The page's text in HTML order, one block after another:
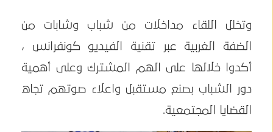
وتخلل اللقاء مداخلات من شباب وشابات من
الضفة الغربية عبر تقنية الفيديو كونفرانس ،
أكدوا خلالها على الهم المشترك وعلى أهمية
دور الشباب بصنع مستقبل واعلاء صوتهم تجاه
القضايا المجتمعية.